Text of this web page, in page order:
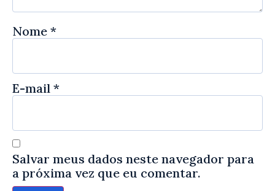
Nome *
E-mail *
Salvar meus dados neste navegador para
a próxima vez que eu comentar.